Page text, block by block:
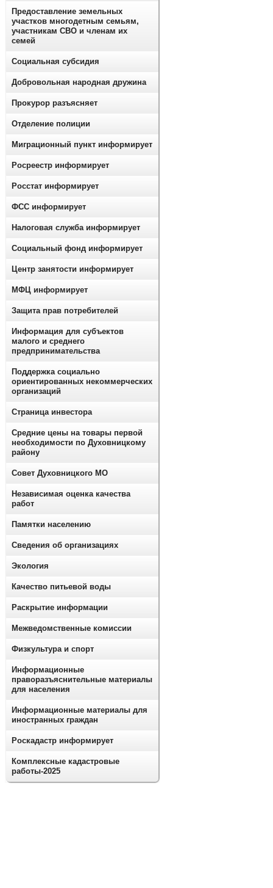
Предоставление земельных
участков многодетным семьям,
участникам СВО и членам их
семей
Социальная субсидия
Добровольная народная дружина
Прокурор разъясняет
Отделение полиции
Миграционный пункт информирует
Росреестр информирует
Росстат информирует
ФСС информирует
Налоговая служба информирует
Социальный фонд информирует
Центр занятости информирует
МФЦ информирует
Защита прав потребителей
Информация для субъектов
малого и среднего
предпринимательства
Поддержка социально
ориентированных некоммерческих
организаций
Страница инвестора
Средние цены на товары первой
необходимости по Духовницкому
району
Совет Духовницкого МО
Независимая оценка качества
работ
Памятки населению
Сведения об организациях
Экология
Качество питьевой воды
Раскрытие информации
Межведомственные комиссии
Физкультура и спорт
Информационные
праворазъяснительные материалы
для населения
Информационные материалы для
иностранных граждан
Роскадастр информирует
Комплексные кадастровые
работы-2025